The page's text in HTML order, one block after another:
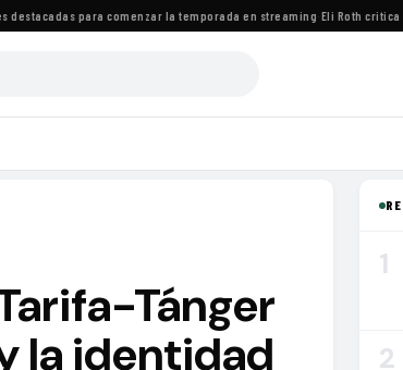
para comenzar la temporada en streaming·Eli Roth critica el
Tánger
la identidad
1
2